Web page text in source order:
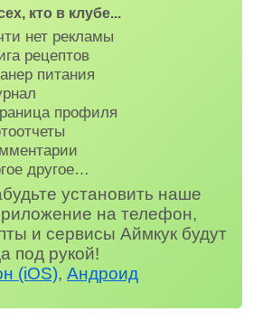
кто в клубе...
нет рекламы
рецептов
питания
профиля
другое…
установить наше
на телефон,
и сервисы Аймкук будут
под рукой!
(iOS),Андроид